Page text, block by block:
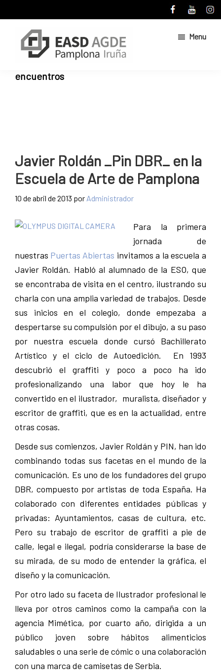
to
content
to
Escuela
de
Sitio
y
Superior
Diseño
Pamplona
Menu
encuentros
Javier Roldán _Pin DBR_ en la
Escuela de Arte de Pamplona
10 de abril de 2013 por Administrador
Para la primera
jornada de
nuestras Puertas Abiertas invitamos a la escuela a
Javier Roldán. Habló al alumnado de la ESO, que
se encontraba de visita en el centro, ilustrando su
charla con una amplia variedad de trabajos. Desde
sus inicios en el colegio, donde empezaba a
despertarse su compulsión por el dibujo, a su paso
por nuestra escuela donde cursó Bachillerato
Artístico y el ciclo de Autoedición. En 1993
descubrió el graffiti y poco a poco ha ido
profesionalizando una labor que hoy le ha
convertido en el ilustrador, muralista, diseñador y
escritor de graffiti, que es en la actualidad, entre
otras cosas.
Desde sus comienzos, Javier Roldán y PIN, han ido
combinando todas sus facetas en el mundo de la
comunicación. Es uno de los fundadores del grupo
DBR, compuesto por artistas de toda España. Ha
colaborado con diferentes entidades públicas y
privadas: Ayuntamientos, casas de cultura, etc.
Pero su trabajo de escritor de graffiti a pie de
calle, legal e ilegal, podría considerarse la base de
su mirada, de su modo de entender la gráfica, el
diseño y la comunicación.
Por otro lado su faceta de Ilustrador profesional le
lleva por otros caminos como la campaña con la
agencia Mimética, por cuarto año, dirigida a un
públi­co joven sobre hábitos alimenticios
saludables o una serie de cómic o una colaboración
con una marca de camisetas de Serbia.